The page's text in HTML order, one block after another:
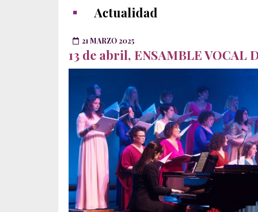
Actualidad
21 MARZO 2025
13 de abril, ENSAMBLE VOCAL